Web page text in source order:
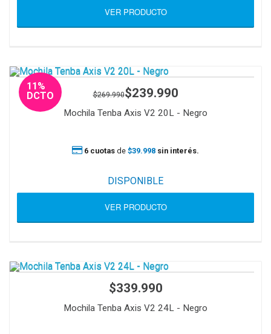
VER PRODUCTO
11%
DCTO
$269.990$239.990
Mochila Tenba Axis V2 20L - Negro
6 cuotas de $39.998 sin interés.
DISPONIBLE
VER PRODUCTO
$339.990
Mochila Tenba Axis V2 24L - Negro